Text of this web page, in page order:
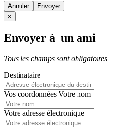
Annuler
×
Envoyer à un ami
Tous les champs sont obligatoires
Destinataire
Vos coordonnées Votre nom
Votre adresse électronique